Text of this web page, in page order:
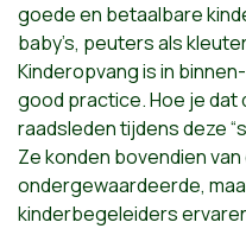
goede en betaalbare
baby’s, peuters als
Kinderopvang is in
good practice. Hoe je dat
raadsledentijdens deze
Zekonden bovendien
ondergewaardeerde,
kinderbegeleiders